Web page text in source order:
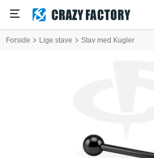
Forside Lige stave Stav med Kugler